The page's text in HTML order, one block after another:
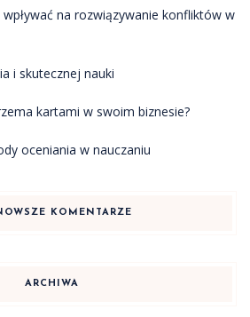
na rozwiązywanie konfliktów w
i skutecznej nauki
kartami w swoim biznesie?
oceniania w nauczaniu
KOMENTARZE
ARCHIWA